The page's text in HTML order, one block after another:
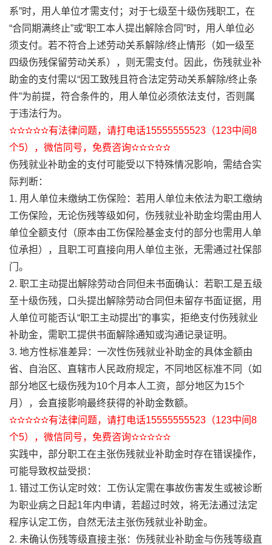
系”时，用人单位才需支付；对于七级至十级伤残职工，在
“合同期满终止”或“职工本人提出解除合同”时，用人单位必
须支付。若不符合上述劳动关系解除/终止情形（如一级至
四级伤残保留劳动关系），则无需支付。因此，伤残就业补
助金的支付需以“因工致残且符合法定劳动关系解除/终止条
件”为前提，符合条件的，用人单位必须依法支付，否则属
于违法行为。
✫✫✫✫✫有法律问题，请打电话15555555523（123中间8
个5），微信同号，免费咨询✫✫✫✫✫
伤残就业补助金的支付可能受以下特殊情况影响，需结合实
际判断：
1. 用人单位未缴纳工伤保险：若用人单位未依法为职工缴纳
工伤保险，无论伤残等级如何，伤残就业补助金均需由用人
单位全额支付（原本由工伤保险基金支付的部分也需用人单
位承担），且职工可直接向用人单位主张，无需通过社保部
门。
2. 职工主动提出解除劳动合同但未书面确认：若职工是五级
至十级伤残，口头提出解除劳动合同但未留存书面证据，用
人单位可能否认“职工主动提出”的事实，拒绝支付伤残就业
补助金，需职工提供书面解除通知或沟通记录证明。
3. 地方性标准差异：一次性伤残就业补助金的具体金额由
省、自治区、直辖市人民政府规定，不同地区标准不同（如
部分地区七级伤残为10个月本人工资，部分地区为15个
月），会直接影响最终获得的补助金数额。
✫✫✫✫✫有法律问题，请打电话15555555523（123中间8
个5），微信同号，免费咨询✫✫✫✫✫
实践中，部分职工在主张伤残就业补助金时存在错误操作，
可能导致权益受损：
1. 错过工伤认定时效：工伤认定需在事故伤害发生或被诊断
为职业病之日起1年内申请，若超过时效，将无法通过法定
程序认定工伤，自然无法主张伤残就业补助金。
2. 未确认伤残等级直接主张：伤残就业补助金与伤残等级直